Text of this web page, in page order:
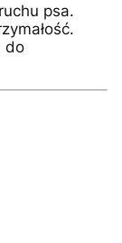
psa.
do